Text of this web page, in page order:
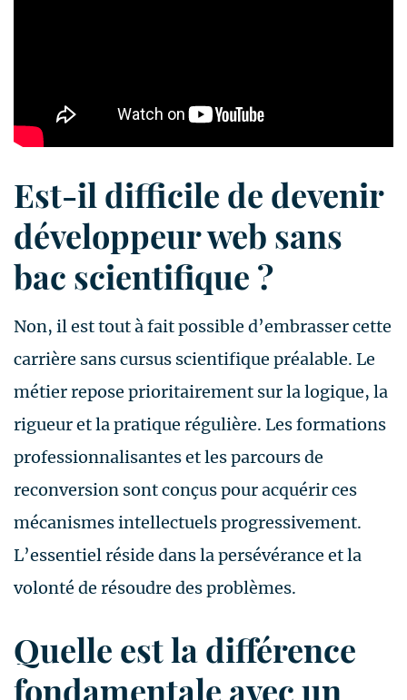
Est-il difficile de devenir
développeur web sans
bac scientifique ?
Non, il est tout à fait possible d’embrasser cette
carrière sans cursus scientifique préalable. Le
métier repose prioritairement sur la logique, la
rigueur et la pratique régulière. Les formations
professionnalisantes et les parcours de
reconversion sont conçus pour acquérir ces
mécanismes intellectuels progressivement.
L’essentiel réside dans la persévérance et la
volonté de résoudre des problèmes.
Quelle est la différence
fondamentale avec un